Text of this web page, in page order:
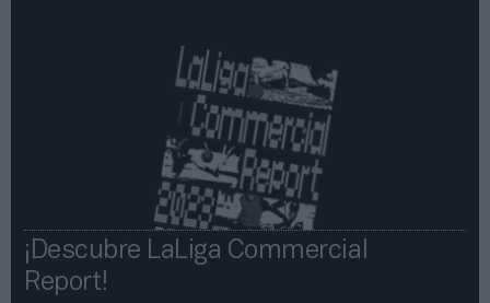
¡Descubre LaLiga Commercial
Report!​​